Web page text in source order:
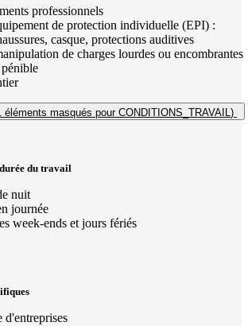
professionnels
de protection individuelle (EPI) :
casque, protections auditives
de charges lourdes ou encombrantes
éléments masqués pour CONDITIONS_TRAVAIL)
du travail
nuit
journée
week-ends et jours fériés
d'entreprises